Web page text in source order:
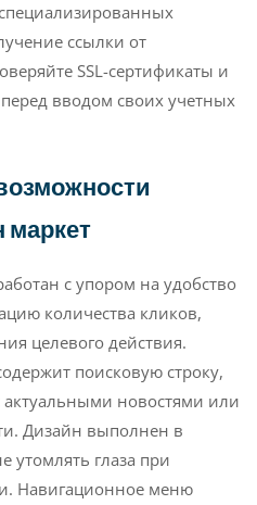
ссылки от
SSL-сертификаты и
вводом своих учетных
маркет
с упором на удобство
количества кликов,
целевого действия.
поисковую строку,
актуальными новостями или
Дизайн выполнен в
утомлять глаза при
Навигационное меню